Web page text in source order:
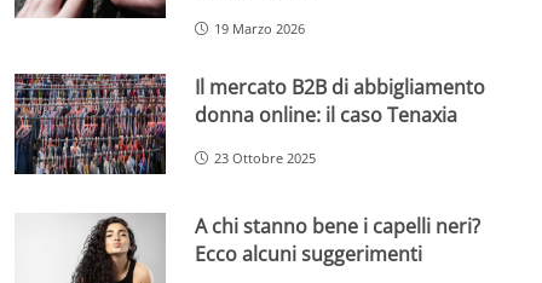
19 Marzo 2026
Il mercato B2B di abbigliamento
donna online: il caso Tenaxia
23 Ottobre 2025
A chi stanno bene i capelli neri?
Ecco alcuni suggerimenti